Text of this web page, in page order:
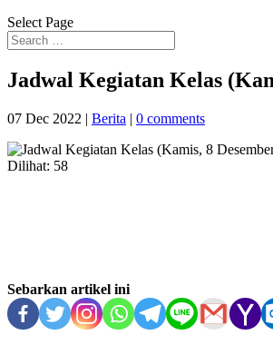
Select Page
Jadwal Kegiatan Kelas
07 Dec 2022 | Berita | 0 comments
Dilihat: 58
Sebarkan artikel ini